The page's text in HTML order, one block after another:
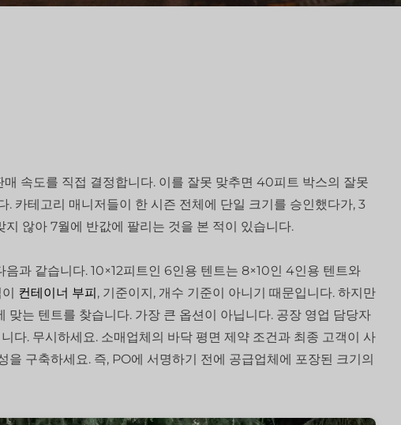
매 속도를 직접 결정합니다. 이를 잘못 맞추면 40피트 박스의 잘못
. 카테고리 매니저들이 한 시즌 전체에 단일 크기를 승인했다가, 3
않아 7월에 반값에 팔리는 것을 본 적이 있습니다.
과 같습니다. 10×12피트인 6인용 텐트는 8×10인 4인용 텐트와
컨테이너 부피 , 기준이지, 개수 기준이 아니기 때문입니다. 하지만
는 텐트를 찾습니다. 가장 큰 옵션이 아닙니다. 공장 영업 담당자
다. 무시하세요. 소매업체의 바닥 평면 제약 조건과 최종 고객이 사
을 구축하세요. 즉, PO에 서명하기 전에 공급업체에 포장된 크기의